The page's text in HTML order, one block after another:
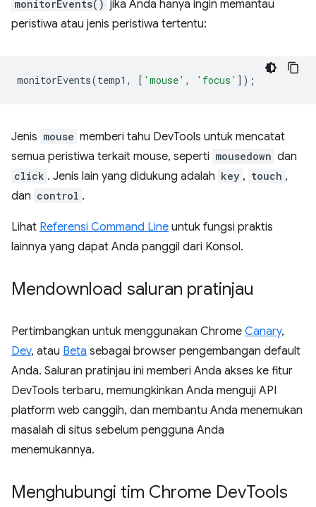
monitorEvents() jika Anda hanya ingin memantau
peristiwa atau jenis peristiwa tertentu:
monitorEvents(temp1 , [ 'mouse' , 'focus' ]);
Jenis mouse memberi tahu DevTools untuk mencatat
semua peristiwa terkait mouse, seperti mousedown dan
click . Jenis lain yang didukung adalah key , touch ,
dan control .
Lihat Referensi Command Line untuk fungsi praktis
lainnya yang dapat Anda panggil dari Konsol.
Mendownload saluran pratinjau
Pertimbangkan untuk menggunakan Chrome Canary,
Dev, atau Beta sebagai browser pengembangan default
Anda. Saluran pratinjau ini memberi Anda akses ke fitur
DevTools terbaru, memungkinkan Anda menguji API
platform web canggih, dan membantu Anda menemukan
masalah di situs sebelum pengguna Anda
menemukannya.
Menghubungi tim Chrome DevTools